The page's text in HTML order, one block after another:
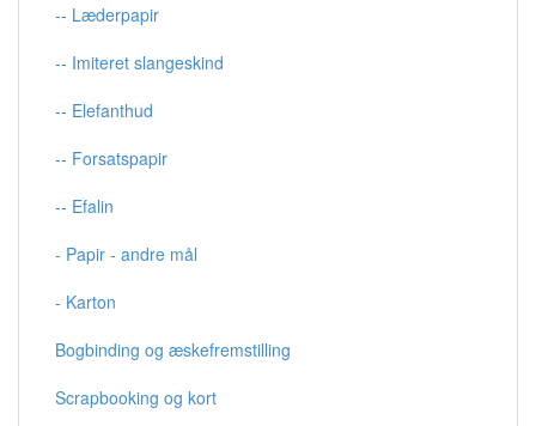
-- Læderpapir
-- Imiteret slangeskind
-- Elefanthud
-- Forsatspapir
-- Efalin
- Papir - andre mål
- Karton
Bogbinding og æskefremstilling
Scrapbooking og kort